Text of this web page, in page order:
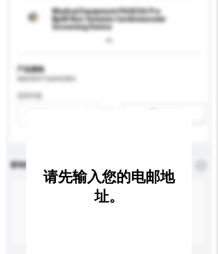
Medical Equipment PASESA Pro
Bp04 Non-Invasive Cardiovascular
Screening Device
产品规格
适用年龄
查询内容
请先输入您的电邮地
址。